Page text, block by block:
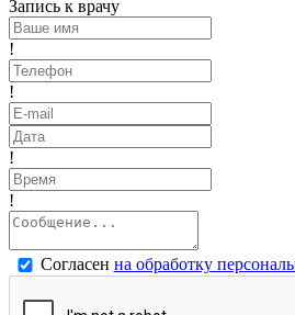
Запись к врачу
!
!
!
!
Согласен на обработку